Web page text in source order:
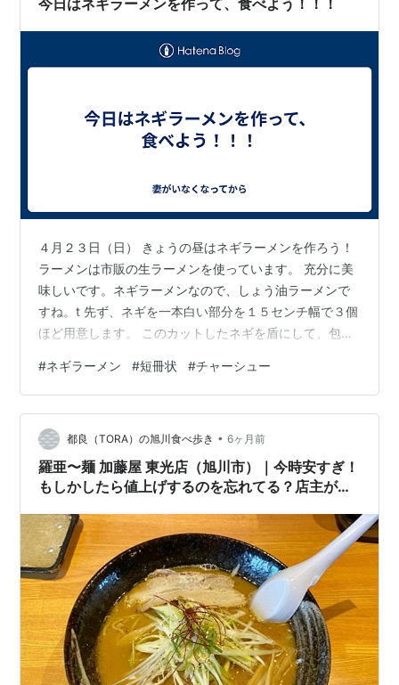
４月２３日（日） きょうの昼はネギラーメンを作ろう！
ラーメンは市販の生ラーメンを使っています。 充分に美
味しいです。ネギラーメンなので、しょう油ラーメンで
すね。t 先ず、ネギを一本白い部分を１５センチ幅で３個
ほど用意します。 このカットしたネギを盾にして、包丁
でおきます、これを3個分用意します。 次に剥いだネギ
を盾にして、短冊状に細かく細かく切ります。 切り終え
たら、細かな短冊状になったねぎを横に置き、今度は残
ったネギの中心部分をカマボコを切るように細かく切っ
ていき、これも置いておきます。 次に先日作ったチャー
シューを、3枚程度スライスし、こ…
#ネギラーメン #短冊状 #チャーシュー
都良（TORA）の旭川食べ歩き • 6ヶ月前
羅亜〜麺 加藤屋 東光店（旭川市）｜今時安すぎ！
もしかしたら値上げするのを忘れてる？店主が気